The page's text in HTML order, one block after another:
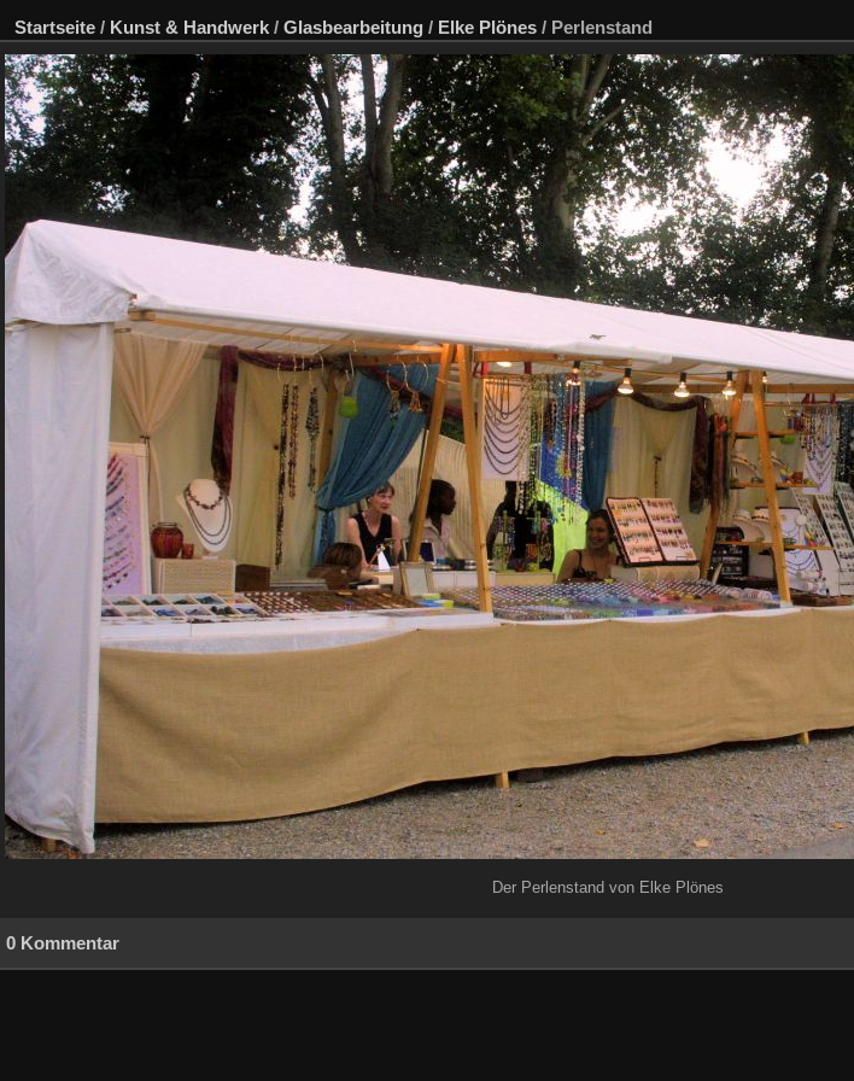
Startseite / Kunst & Handwerk / Glasbearbeitung / Elke Plönes / Perlenstand
Der Perlenstand von Elke Plönes
0 Kommentar